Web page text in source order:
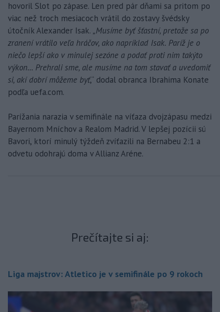
hovoril Slot po zápase. Len pred pár dňami sa pritom po
viac než troch mesiacoch vrátil do zostavy švédsky
útočník Alexander Isak. „Musíme byť šťastní, pretože sa po
zranení vrátilo veľa hráčov, ako napríklad Isak. Paríž je o
niečo lepší ako v minulej sezóne a podať proti nim takýto
výkon... Prehrali sme, ale musíme na tom stavať a uvedomiť
si, akí dobrí môžeme byť,“ dodal obranca Ibrahima Konate
podľa uefa.com.
Parížania narazia v semifinále na víťaza dvojzápasu medzi
Bayernom Mníchov a Realom Madrid. V lepšej pozícii sú
Bavori, ktorí minulý týždeň zvíťazili na Bernabeu 2:1 a
odvetu odohrajú doma v Allianz Aréne.
Prečítajte si aj:
Liga majstrov: Atletico je v semifinále po 9 rokoch